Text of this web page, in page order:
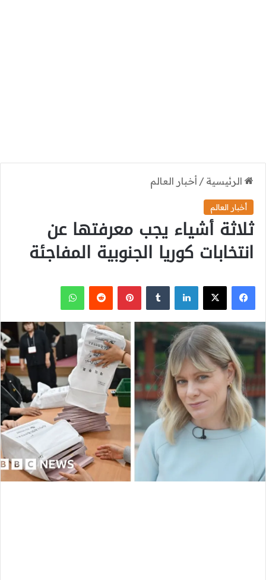
الرئيسية / أخبار العالم
أخبار العالم
ثلاثة أشياء يجب معرفتها عن
انتخابات كوريا الجنوبية المفاجئة
فيسبوك
‫X لينكدإن بينتيريست واتساب